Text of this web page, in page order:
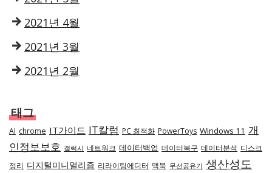
2021년 4월
2021년 3월
2021년 2월
태그
AI chrome IT가이드 IT칼럼 PC 최적화 PowerToys Windows 11 개
인정보보호 갤럭시 네트워크 데이터백업 데이터복구 데이터분석 디스크
정리 디지털미니멀리즘 리라이팅에디터 맥북 무선공유기 생산성도